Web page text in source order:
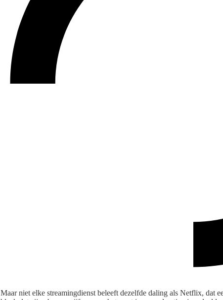
Maar niet elke streamingdienst beleeft dezelfde daling als Netflix, dat